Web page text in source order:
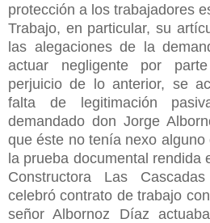
protección a los trabajadores
Trabajo, en particular, su
las alegaciones de la
actuar negligente por
perjuicio de lo anterior, se
falta de legitimación
demandado don Jorge
que éste no tenía nexo
la prueba documental rendida
Constructora Las
celebró contrato de trabajo
señor Albornoz Díaz